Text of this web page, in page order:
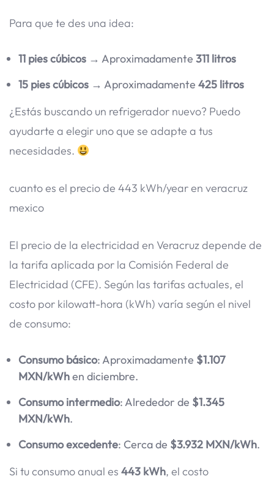
Para que te des una idea:
11 pies cúbicos → Aproximadamente 311 litros
15 pies cúbicos → Aproximadamente 425 litros
¿Estás buscando un refrigerador nuevo? Puedo
ayudarte a elegir uno que se adapte a tus
necesidades.
cuanto es el precio de 443 kWh/year en veracruz
mexico
El precio de la electricidad en Veracruz depende de
la tarifa aplicada por la Comisión Federal de
Electricidad (CFE). Según las tarifas actuales, el
costo por kilowatt-hora (kWh) varía según el nivel
de consumo:
Consumo básico: Aproximadamente $1.107
MXN/kWhen diciembre.
Consumo intermedio: Alrededor de $1.345
MXN/kWh.
Consumo excedente: Cerca de $3.932 MXN/kWh.
Si tu consumo anual es 443 kWh, el costo